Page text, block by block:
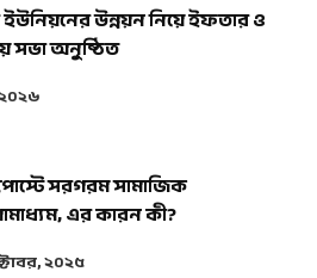
উন্নয়ন নিয়ে ইফতার ও
সভা অনুষ্ঠিত
পোস্টে সরগরম সামাজিক
এর কারন কী?
২০২৫